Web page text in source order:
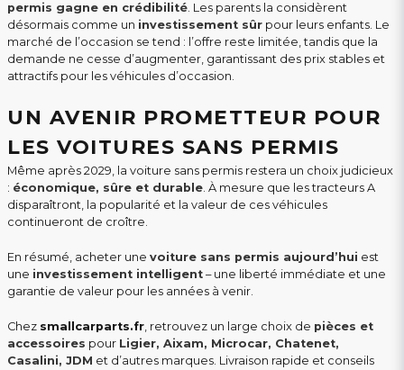
permis gagne en crédibilité. Les parents la considèrent
désormais comme un investissement sûr pour leurs enfants. Le
marché de l’occasion se tend : l’offre reste limitée, tandis que la
demande ne cesse d’augmenter, garantissant des prix stables et
attractifs pour les véhicules d’occasion.
UN AVENIR PROMETTEUR POUR
LES VOITURES SANS PERMIS
Même après 2029, la voiture sans permis restera un choix judicieux
: économique, sûre et durable. À mesure que les tracteurs A
disparaîtront, la popularité et la valeur de ces véhicules
continueront de croître.
En résumé, acheter une voiture sans permis aujourd’hui est
une investissement intelligent – une liberté immédiate et une
garantie de valeur pour les années à venir.
Chez smallcarparts.fr, retrouvez un large choix de pièces et
accessoires pour Ligier, Aixam, Microcar, Chatenet,
Casalini, JDM et d’autres marques. Livraison rapide et conseils